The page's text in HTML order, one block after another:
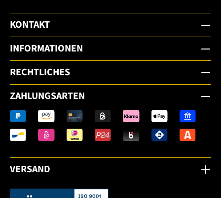
KONTAKT
INFORMATIONEN
RECHTLICHES
ZAHLUNGSARTEN
VERSAND